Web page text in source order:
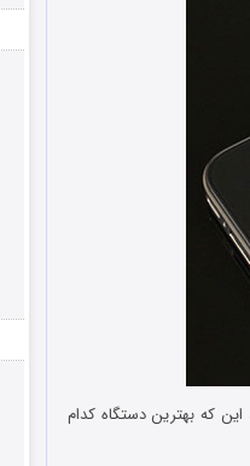
که بهترین دستگاه کدام